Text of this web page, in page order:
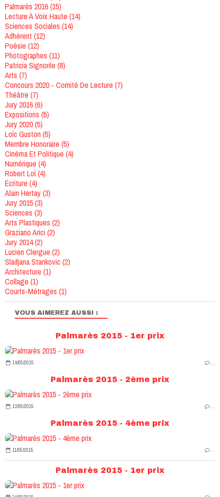
VOUS AIMEREZ AUSSI :
Palmarès 2015 - 1er prix
14/05/2015
Palmarès 2015 - 2ème prix
13/05/2015
Palmarès 2015 - 4ème prix
11/05/2015
Palmarès 2015 - 1er prix
Palmarès 2016(15)
Lecture À Voix Haute (14)
Sciences Sociales (14)
Adhérent (12)
Poésie (12)
Photographes (11)
Patricia Signorile (8)
Arts (7)
Concours 2020 - Comité De Lecture (7)
Théâtre (7)
Jury 2016(6)
Expositions (5)
Jury 2020(5)
Loïc Guston (5)
Membre Honoraire (5)
Cinéma Et Politique (4)
Numérique (4)
Robert Loï(4)
Écriture (4)
Alain Hertay(3)
Jury 2015(3)
Sciences (3)
Arts Plastiques (2)
Graziano Arici (2)
Jury 2014(2)
Lucien Clergue (2)
Sladjana Stankovic (2)
Architecture (1)
Collage (1)
Courts-Métrages (1)